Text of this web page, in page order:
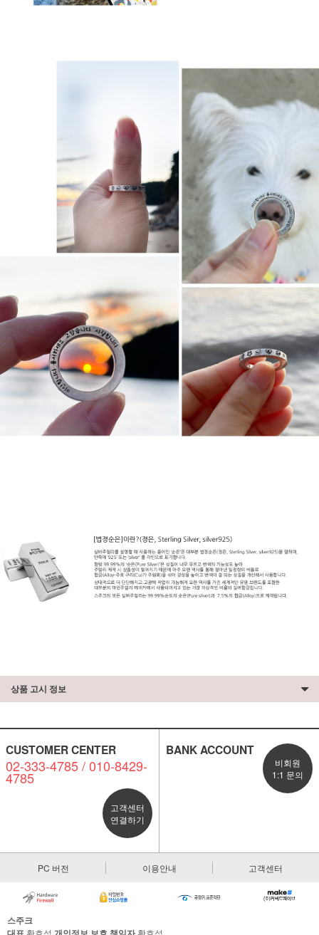
상품 고시 정보
CUSTOMER CENTER
02-333-4785 / 010-8429-
4785
고객센터
연결하기
BANK ACCOUNT
비회원
1:1 문의
PC 버전 이용안내 고객센터
스주크
황호석 황호석